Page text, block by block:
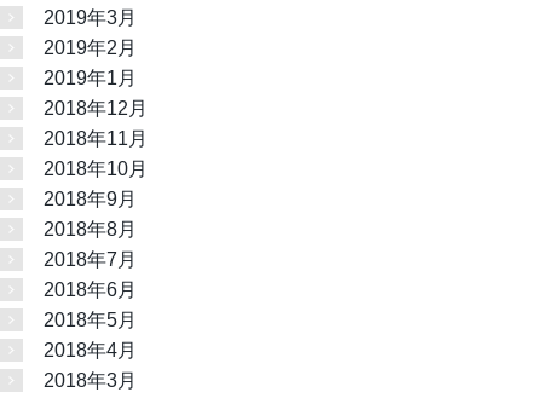
2019年3月
2019年2月
2019年1月
2018年12月
2018年11月
2018年10月
2018年9月
2018年8月
2018年7月
2018年6月
2018年5月
2018年4月
2018年3月